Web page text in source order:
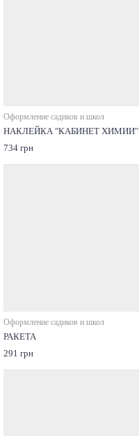
Оформление садиков и школ
НАКЛЕЙКА "КАБИНЕТ ХИМИИ"
734 грн
Оформление садиков и школ
РАКЕТА
291 грн